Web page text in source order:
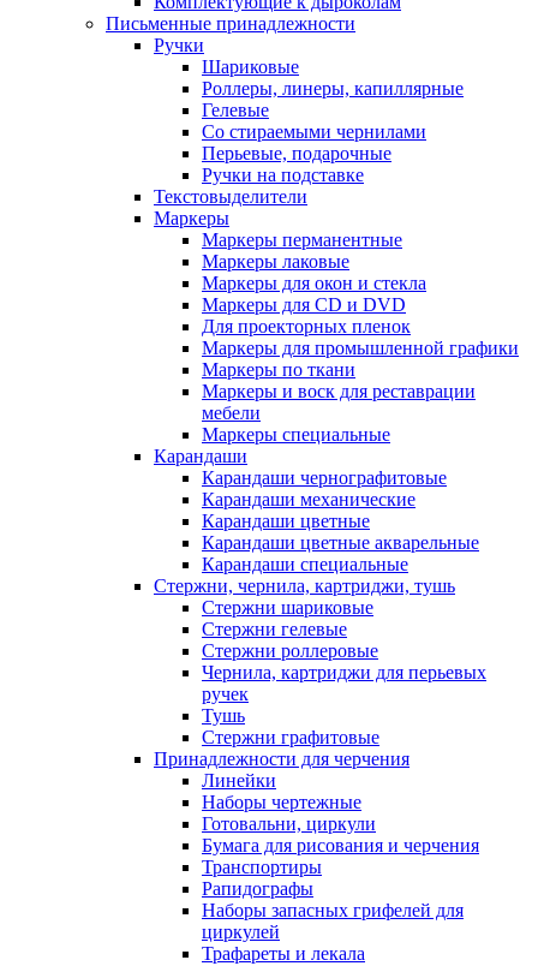
Письменные принадлежности
Ручки
Шариковые
Роллеры, линеры, капиллярные
Гелевые
Со стираемыми чернилами
Перьевые, подарочные
Ручки на подставке
Текстовыделители
Маркеры
Маркеры перманентные
Маркеры лаковые
Маркеры для окон и стекла
Маркеры для CD и DVD
Для проекторных пленок
Маркеры для промышленной графики
Маркеры по ткани
Маркеры и воск для реставрации
мебели
Маркеры специальные
Карандаши
Карандаши чернографитовые
Карандаши механические
Карандаши цветные
Карандаши цветные акварельные
Карандаши специальные
Стержни, чернила, картриджи, тушь
Стержни шариковые
Стержни гелевые
Стержни роллеровые
Чернила, картриджи для перьевых
ручек
Тушь
Стержни графитовые
Принадлежности для черчения
Линейки
Наборы чертежные
Готовальни, циркули
Бумага для рисования и черчения
Транспортиры
Рапидографы
Наборы запасных грифелей для
циркулей
Трафареты и лекала